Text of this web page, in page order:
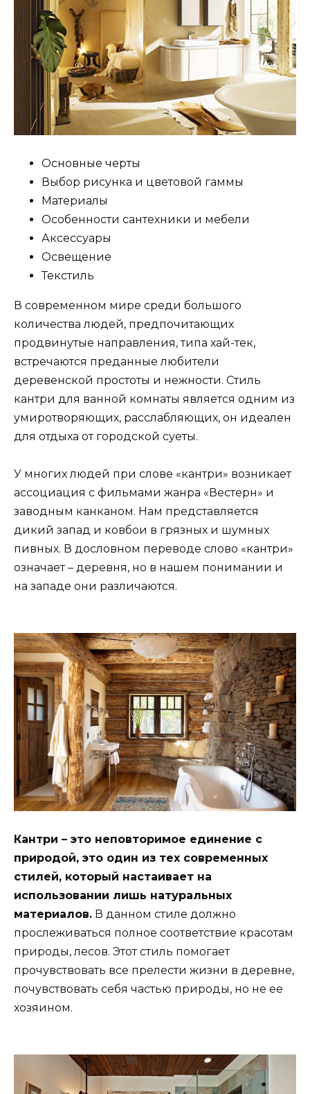
Основные черты
Выбор рисунка и цветовой гаммы
Материалы
Особенности сантехники и мебели
Аксессуары
Освещение
Текстиль
В современном мире среди большого
количества людей, предпочитающих
продвинутые направления, типа хай-тек,
встречаются преданные любители
деревенской простоты и нежности. Стиль
кантри для ванной комнаты является одним из
умиротворяющих, расслабляющих, он идеален
для отдыха от городской суеты.
У многих людей при слове «кантри» возникает
ассоциация с фильмами жанра «Вестерн» и
заводным канканом. Нам представляется
дикий запад и ковбои в грязных и шумных
пивных. В дословном переводе слово «кантри»
означает – деревня, но в нашем понимании и
на западе они различаются.
Кантри – это неповторимое единение с
природой, это один из тех современных
стилей, который настаивает на
использовании лишь натуральных
материалов. В данном стиле должно
прослеживаться полное соответствие красотам
природы, лесов. Этот стиль помогает
прочувствовать все прелести жизни в деревне,
почувствовать себя частью природы, но не ее
хозяином.